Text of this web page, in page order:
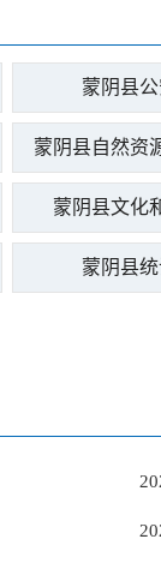
蒙阴县
蒙阴县自然资
蒙阴县文化
蒙阴县